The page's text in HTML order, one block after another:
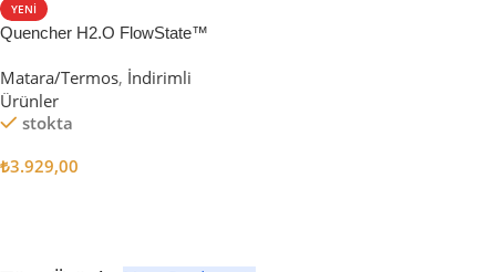
YENI
Quencher H2.O FlowState™
Matara/Termos, İndirimli
Ürünler
stokta
₺3.929,00